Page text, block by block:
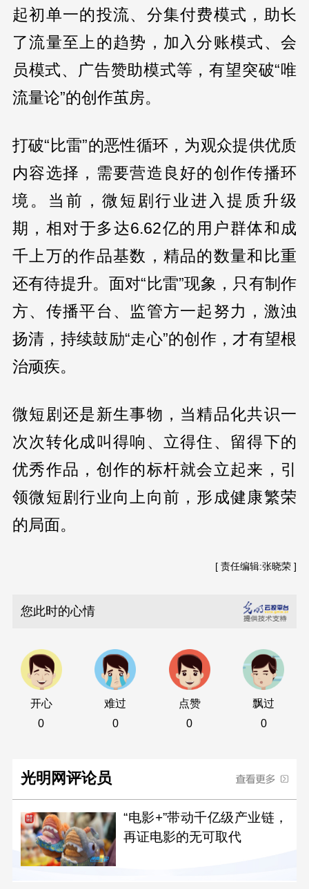
起初单一的投流、分集付费模式，助长
了流量至上的趋势，加入分账模式、会
员模式、广告赞助模式等，有望突破“唯
流量论”的创作茧房。
打破“比雷”的恶性循环，为观众提供优质
内容选择，需要营造良好的创作传播环
境。当前，微短剧行业进入提质升级
期，相对于多达6.62亿的用户群体和成
千上万的作品基数，精品的数量和比重
还有待提升。面对“比雷”现象，只有制作
方、传播平台、监管方一起努力，激浊
扬清，持续鼓励“走心”的创作，才有望根
治顽疾。
微短剧还是新生事物，当精品化共识一
次次转化成叫得响、立得住、留得下的
优秀作品，创作的标杆就会立起来，引
领微短剧行业向上向前，形成健康繁荣
的局面。
[ 责任编辑:张晓荣 ]
您此时的心情
开心
0
难过
0
点赞
0
飘过
0
光明网评论员
“电影+”带动千亿级产业链，
再证电影的无可取代